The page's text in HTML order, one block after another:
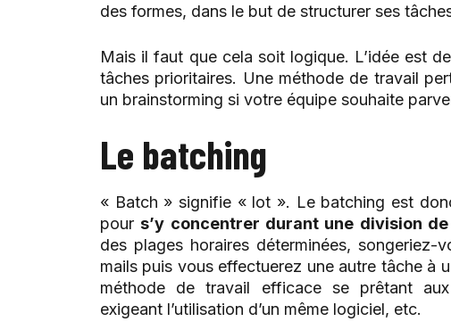
des formes, dans le but de structurer ses
Mais il faut que cela soit logique. L’idée est
tâches prioritaires. Une méthode de travail
un brainstorming si votre équipe souhaite
Le batching
« Batch » signifie « lot ». Le batching est
pours’y concentrer durant une division
des plages horaires déterminées, songeriez-
mails puis vous effectuerez une autre tâche à
méthode de travail efficace se prêtant
exigeant l’utilisation d’un même logiciel, etc.